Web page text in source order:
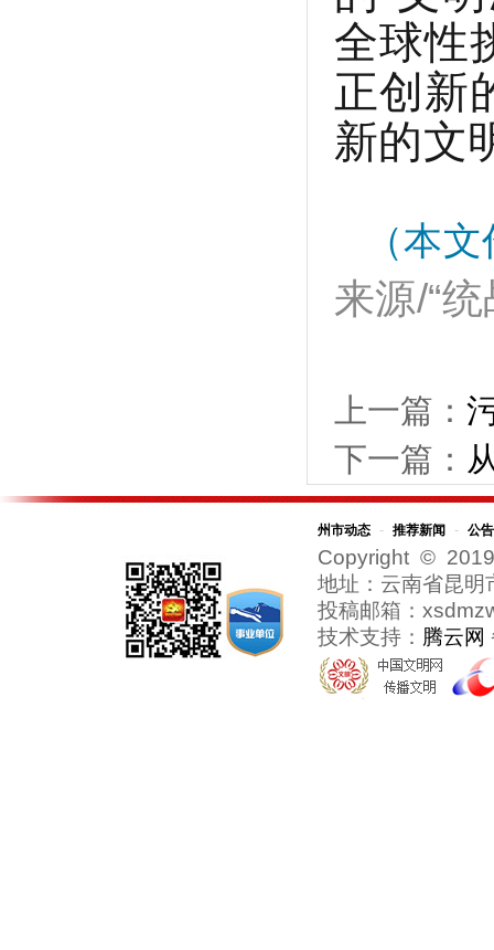
全球性
正创新
新的文
（本
来源/“
上一篇：
下一篇：
州市动态 - 推荐新闻 - 公
Copyright ©
地址：云南省昆
投稿邮箱：
技术支持： 腾云网